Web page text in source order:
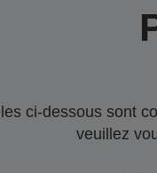
ci-dessous sont
veuillez